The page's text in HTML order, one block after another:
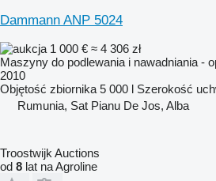
Dammann ANP 5024
1 000 € ≈ 4 306 zł
Maszyny do podlewania i nawadniania -
2010
Objętość zbiornika 5 000 l Szerokość
Rumunia, Sat Pianu De Jos, Alba
Troostwijk Auctions
od 8 lat na Agroline